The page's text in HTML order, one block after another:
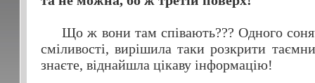
Що ж вони там співають??? Одного
сміливості, вирішила таки розкрити
знаєте, віднайшла цікаву інформацію!